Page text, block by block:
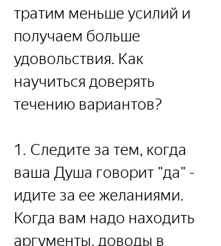
тратим меньше усилий и
получаем больше
удовольствия. Как
научиться доверять
течению вариантов?
1. Следите за тем, когда
ваша Душа говорит "да" -
идите за ее желаниями.
Когда вам надо находить
аргументы, доводы в